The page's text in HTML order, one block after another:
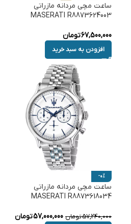
ساعت مچی مردانه مازراتی
MASERATI R8873624003
67,500,000تومان
افزودن به سبد خرید
-0%
ساعت مچی مردانه مازراتی
MASERATI R8873618034
57,240,000تومان 57,000,000تومان